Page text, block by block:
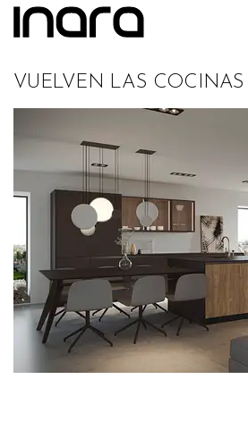
Grupo Inara
VUELVEN LAS